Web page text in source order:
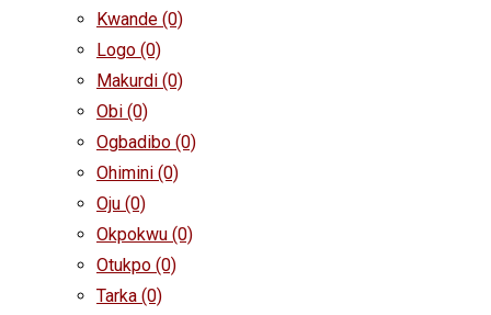
Kwande (0)
Logo (0)
Makurdi (0)
Obi (0)
Ogbadibo (0)
Ohimini (0)
Oju (0)
Okpokwu (0)
Otukpo (0)
Tarka (0)